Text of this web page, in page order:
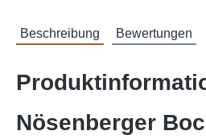
Beschreibung Bewertungen
Nösenberger